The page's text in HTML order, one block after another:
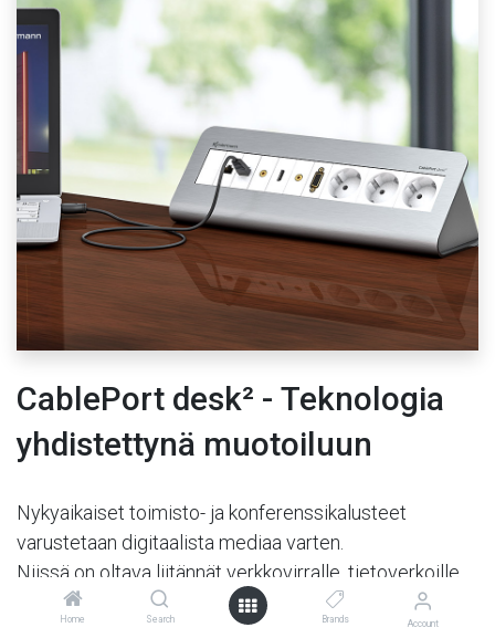
Home Search Brands Account
CablePort desk² - Teknologia
yhdistettynä muotoiluun
Nykyaikaiset toimisto- ja konferenssikalusteet
varustetaan digitaalista mediaa varten.
Niissä on oltava liitännät verkkovirralle, tietoverkoille
sekä multimedialle.
CablePort desk² -tuotteet yhdistävät teknologian,